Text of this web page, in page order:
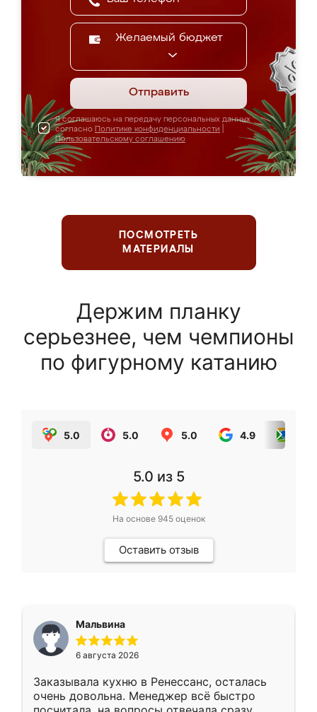
Желаемый бюджет
Отправить
Я соглашаюсь на передачу персональных данных
согласно Политике конфиденциальности
Пользовательскому соглашению
ПОСМОТРЕТЬ
МАТЕРИАЛЫ
Держим планку
серьезнее, чем чемпионы
по фигурному катанию
5.0 5.0 5.0 4.9
5.0 из 5
На основе 945оценок
Оставить отзыв
Мальвина
6 августа 2026
Заказывала кухню в Ренессанс, осталась
очень довольна. Менеджер всё быстро